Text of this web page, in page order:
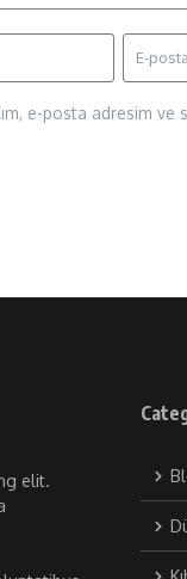
e-posta adresim ve
elit.